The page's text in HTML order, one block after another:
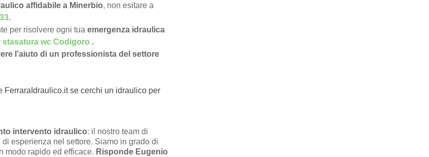
affidabile a Minerbio, non esitare a
.
per risolvere ogni tua emergenza idraulica
stasatura wc Codigoro .
l’aiuto di un professionista del settore
se cerchi un idraulico per
intervento idraulico: il nostro team di
esperienza nel settore. Siamo in grado di
modo rapido ed efficace. Risponde Eugenio